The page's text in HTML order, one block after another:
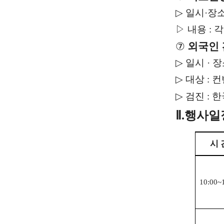
▷ 일시·장
▷ 내용 :
⑦ 외국인
▷ 일시 ·
▷ 대상 :
▷ 검진 :
Ⅱ.행사일
시